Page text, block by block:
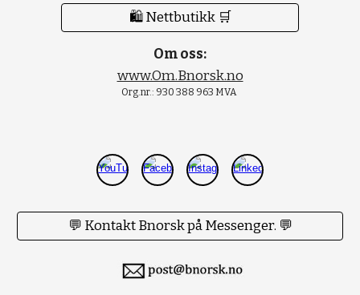
🛍 Nettbutikk 🛒
Om oss:
www.Om.Bnorsk.no
Org.nr.: 930 388 963 MVA
💬 Kontakt Bnorsk på Messenger. 💬